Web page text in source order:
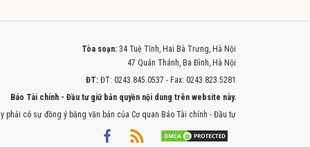
Tòa soạn: 34 Tuệ Tĩnh, Hai Bà Trưng, Hà Nội
47 Quán Thánh, Ba Đình, Hà Nội
ĐT: ĐT: 0243.845.0537 - Fax: 0243.823.5281
Báo Tài chính - Đầu tư giữ bản quyền nội dung trên website này.
có sự đồng ý bằng văn bản của Cơ quan Báo Tài chính - Đầu tư